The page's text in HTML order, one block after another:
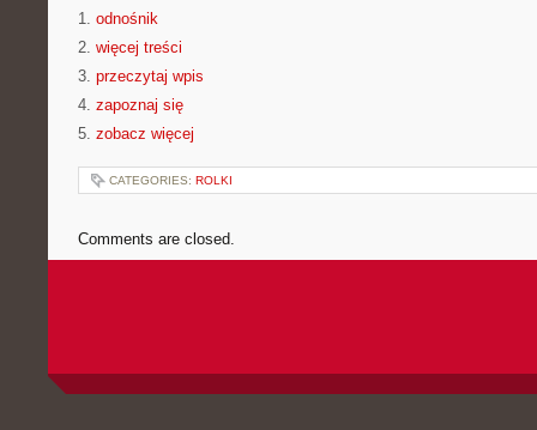
1. odnośnik
2. więcej treści
3. przeczytaj wpis
4. zapoznaj się
5. zobacz więcej
CATEGORIES: ROLKI
Comments are closed.